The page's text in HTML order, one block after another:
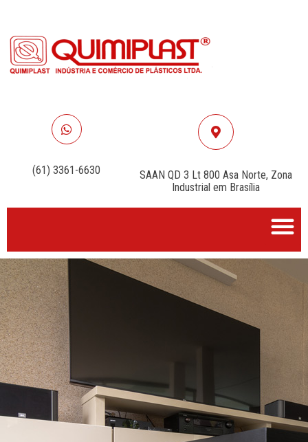
(61) 3361-6630
SAAN QD 3 Lt 800 Asa Norte, Zona
Industrial em Brasília